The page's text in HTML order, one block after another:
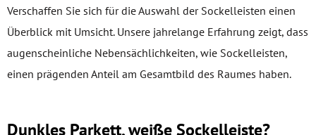
Verschaffen Sie sich für die Auswahl der Sockelleisten einen
Überblick mit Umsicht. Unsere jahrelange Erfahrung zeigt, dass
augenscheinliche Nebensächlichkeiten, wie Sockelleisten,
einen prägenden Anteil am Gesamtbild des Raumes haben.
Dunkles Parkett, weiße Sockelleiste?